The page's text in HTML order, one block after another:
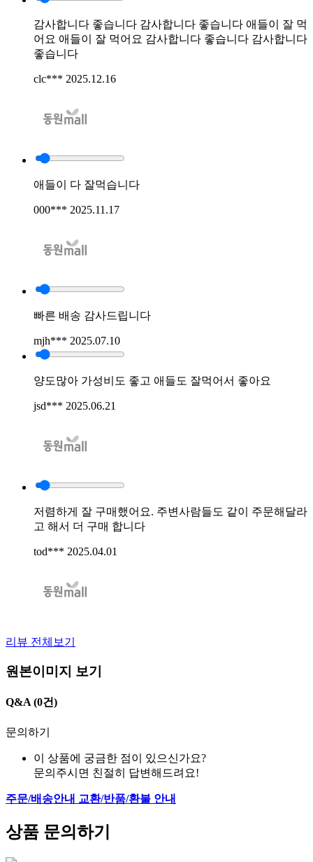
감사합니다 좋습니다 감사합니다 좋습니다 애들이 잘 먹
어요 애들이 잘 먹어요 감사합니다 좋습니다 감사합니다
좋습니다
clc*** 2025.12.16
애들이 다 잘먹습니다
000*** 2025.11.17
빠른 배송 감사드립니다
mjh*** 2025.07.10
양도많아 가성비도 좋고 애들도 잘먹어서 좋아요
jsd*** 2025.06.21
저렴하게 잘 구매했어요. 주변사람들도 같이 주문해달라
고 해서 더 구매 합니다
tod*** 2025.04.01
리뷰 전체보기
원본이미지 보기
Q&A(0건)
문의하기
이 상품에 궁금한 점이 있으신가요?
문의주시면 친절히 답변해드려요!
주문/배송안내 교환/반품/환불 안내
상품 문의하기